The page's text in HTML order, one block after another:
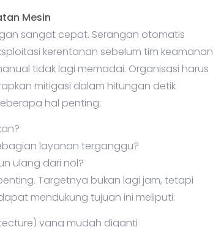
Mesin
sangat cepat. Serangan otomatis
kerentanan sebelum tim keamanan
tidak lagi memadai. Organisasi harus
mitigasi dalam hitungan detik
hal penting:
layanan terganggu?
ulang dari nol?
Targetnya bukan lagi jam, tetapi
mendukung tujuan ini meliputi:
yang mudah diganti